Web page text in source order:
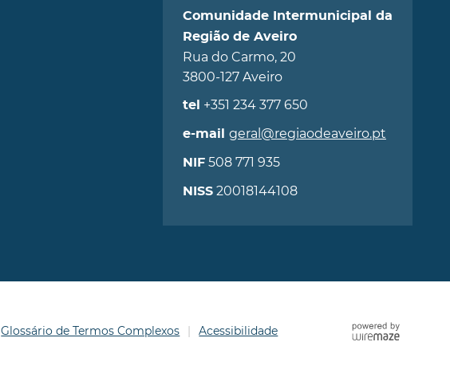
Comunidade Intermunicipal da
Região de Aveiro
Rua do Carmo, 20
3800-127 Aveiro
tel +351 234 377 650
e-mail geral@regiaodeaveiro.pt
NIF508 771 935
NISS20018144108
Glossário de Termos Complexos Acessibilidade